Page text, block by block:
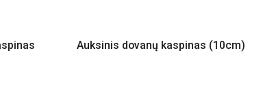
Auksinis dovanų kaspinas (10cm)